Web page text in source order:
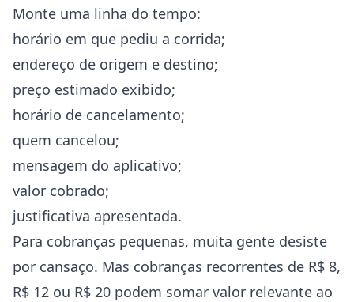
Monte uma linha do tempo:
horário em que pediu a corrida;
endereço de origem e destino;
preço estimado exibido;
horário de cancelamento;
quem cancelou;
mensagem do aplicativo;
valor cobrado;
justificativa apresentada.
Para cobranças pequenas, muita gente desiste
por cansaço. Mas cobranças recorrentes de R$ 8,
R$ 12 ou R$ 20 podem somar valor relevante ao